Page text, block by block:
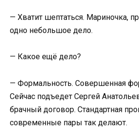
— Хватит шептаться. Мариночка,
одно небольшое дело.
— Какое ещё дело?
— Формальность. Совершенная
Сейчас подъедет Сергей
брачный договор. Стандартная
современные пары так делают.